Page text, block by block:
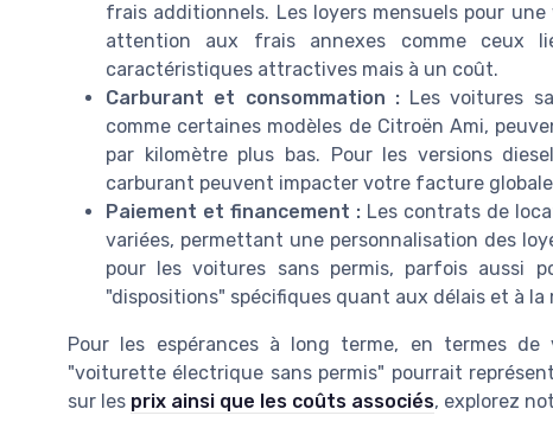
frais additionnels. Les loyers mensuels pour
attention aux frais annexes comme ceux
caractéristiques attractives mais à un coût.
Carburant et consommation :Les voitures
comme certaines modèles de Citroën Ami,
par kilomètre plus bas. Pour les versions
carburant peuvent impacter votre facture
Paiement et financement : Les contrats de
variées, permettant une personnalisation des
pour les voitures sans permis, parfois aussi
"dispositions" spécifiques quant aux délais et à
Pour les espérances à long terme, en termes
"voiturette électrique sans permis" pourrait
sur les prix ainsi que les coûts associés, explorez